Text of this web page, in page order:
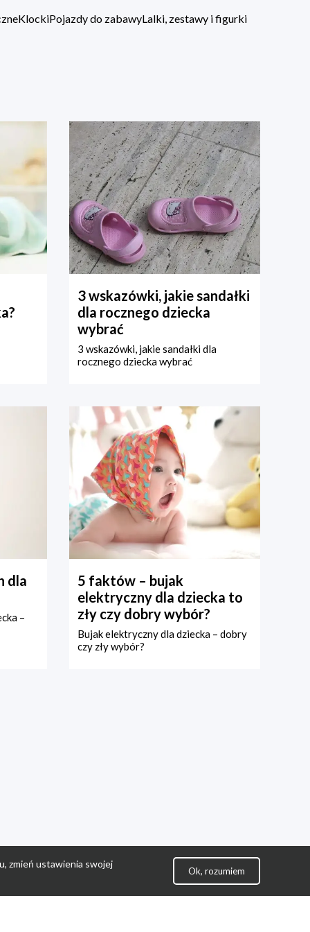
KlockiPojazdy do zabawyLalki, zestawy i figurki
3 wskazówki, jakie sandałki
dla rocznego dziecka
wybrać
3 wskazówki, jakie sandałki dla
rocznego dziecka wybrać
dla
–
5 faktów – bujak
elektryczny dla dziecka to
zły czy dobry wybór?
Bujak elektryczny dla dziecka – dobry
czy zły wybór?
zmień ustawienia swojej
Ok, rozumiem